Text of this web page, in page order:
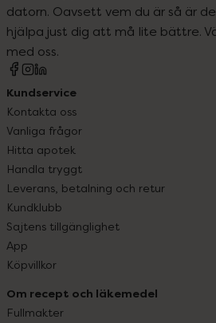
datorn. Oavsett vem du är så är
hjälpa just dig att må lite bättre.
med oss.
Kundservice
Kontakta oss
Vanliga frågor
Hitta apotek
Handla tryggt
Leverans, betalning och retur
Kundklubb
Sajtens tillgänglighet
App
Köpvillkor
Om recept och läkemedel
Fullmakter